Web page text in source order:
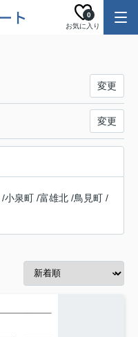
お気に入り
0
変更
変更
/小泉町 /富雄北 /鳥見町 /